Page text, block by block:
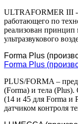
ULTRAFORMER III -
работающего по
реализован принцип
ультразвукового
Forma Plus
Forma Plus
PLUS/FORMA –
(Forma) и тела
(14 и 45 для Forma и
датчиком контроля